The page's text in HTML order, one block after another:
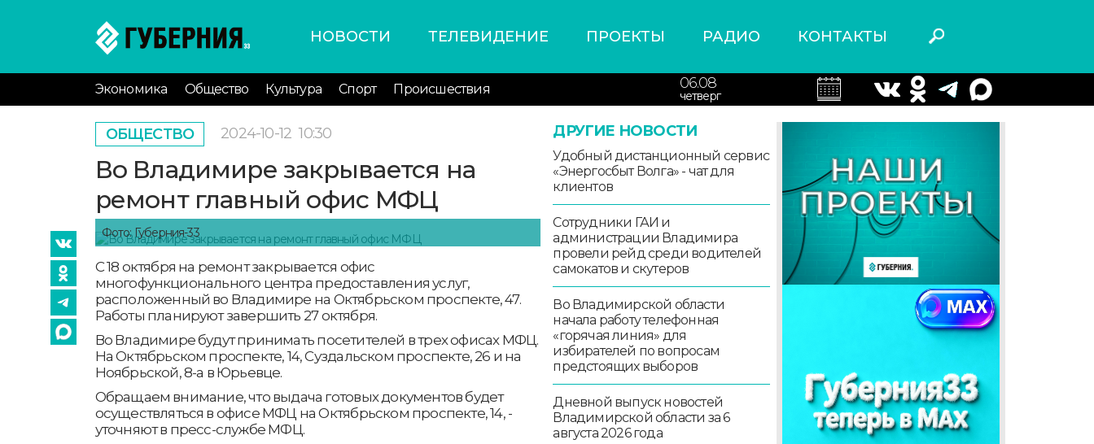
НОВОСТИ ТЕЛЕВИДЕНИЕ ПРОЕКТЫ РАДИО КОНТАКТЫ
Экономика Общество Культура Спорт Происшествия 06.08
четверг
ОБЩЕСТВО 2024-10-12 10:30
Во Владимире закрывается на
ремонт главный офис МФЦ
Фото: Губерния-33
С 18 октября на ремонт закрывается офис
многофункционального центра предоставления услуг,
расположенный во Владимире на Октябрьском проспекте, 47.
Работы планируют завершить 27 октября.
Во Владимире будут принимать посетителей в трех офисах МФЦ.
На Октябрьском проспекте, 14, Суздальском проспекте, 26 и на
Ноябрьской, 8-а в Юрьевце.
Обращаем внимание, что выдача готовых документов будет
осуществляться в офисе МФЦ на Октябрьском проспекте, 14, -
уточняют в пресс-службе МФЦ.
ДРУГИЕ НОВОСТИ
Удобный дистанционный сервис
«Энергосбыт Волга» - чат для
клиентов
Сотрудники ГАИ и
администрации Владимира
провели рейд среди водителей
самокатов и скутеров
Во Владимирской области
начала работу телефонная
«горячая линия» для
избирателей по вопросам
предстоящих выборов
Дневной выпуск новостей
Владимирской области за 6
августа 2026 года